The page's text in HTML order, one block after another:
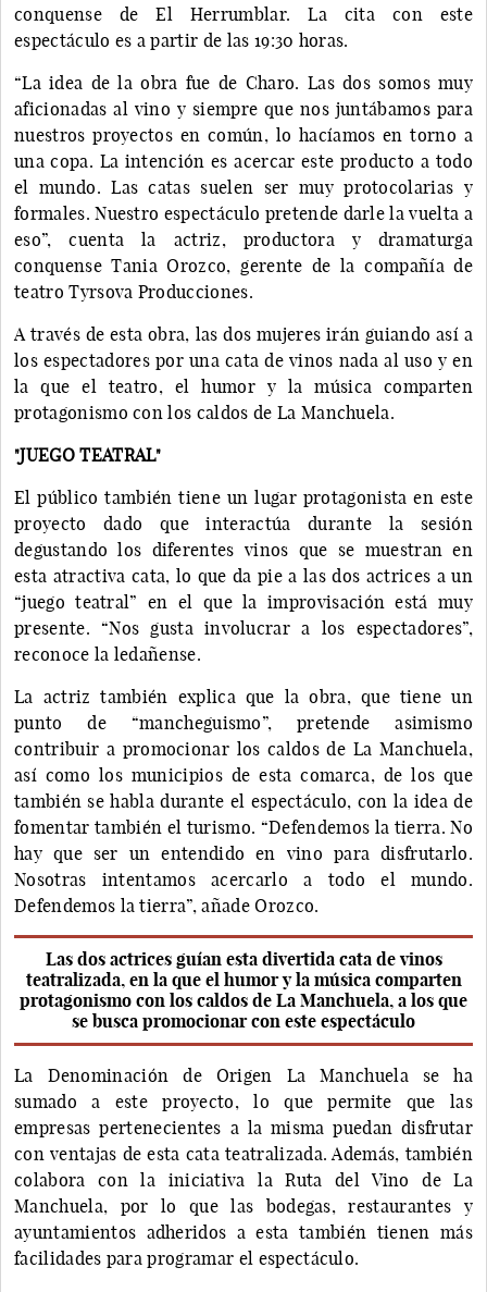
conquense de El Herrumblar. La cita con este
espectáculo es a partir de las 19:30 horas.
“La idea de la obra fue de Charo. Las dos somos muy
aficionadas al vino y siempre que nos juntábamos para
nuestros proyectos en común, lo hacíamos en torno a
una copa. La intención es acercar este producto a todo
el mundo. Las catas suelen ser muy protocolarias y
formales. Nuestro espectáculo pretende darle la vuelta a
eso”, cuenta la actriz, productora y dramaturga
conquense Tania Orozco, gerente de la compañía de
teatro Tyrsova Producciones.
A través de esta obra, las dos mujeres irán guiando así a
los espectadores por una cata de vinos nada al uso y en
la que el teatro, el humor y la música comparten
protagonismo con los caldos de La Manchuela.
"JUEGO TEATRAL"
El público también tiene un lugar protagonista en este
proyecto dado que interactúa durante la sesión
degustando los diferentes vinos que se muestran en
esta atractiva cata, lo que da pie a las dos actrices a un
“juego teatral” en el que la improvisación está muy
presente. “Nos gusta involucrar a los espectadores”,
reconoce la ledañense.
La actriz también explica que la obra, que tiene un
punto de “mancheguismo”, pretende asimismo
contribuir a promocionar los caldos de La Manchuela,
así como los municipios de esta comarca, de los que
también se habla durante el espectáculo, con la idea de
fomentar también el turismo. “Defendemos la tierra. No
hay que ser un entendido en vino para disfrutarlo.
Nosotras intentamos acercarlo a todo el mundo.
Defendemos la tierra”, añade Orozco.
Las dos actrices guían esta divertida cata de vinos
teatralizada, en la que el humor y la música comparten
protagonismo con los caldos de La Manchuela, a los que
se busca promocionar con este espectáculo
La Denominación de Origen La Manchuela se ha
sumado a este proyecto, lo que permite que las
empresas pertenecientes a la misma puedan disfrutar
con ventajas de esta cata teatralizada. Además, también
colabora con la iniciativa la Ruta del Vino de La
Manchuela, por lo que las bodegas, restaurantes y
ayuntamientos adheridos a esta también tienen más
facilidades para programar el espectáculo.